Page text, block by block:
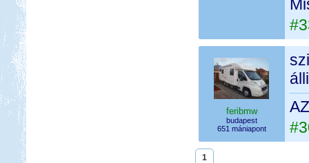
feribmw
budapest
651 mániapont
1